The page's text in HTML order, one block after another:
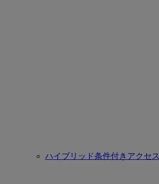
ハイブリッド条件付きアクセス